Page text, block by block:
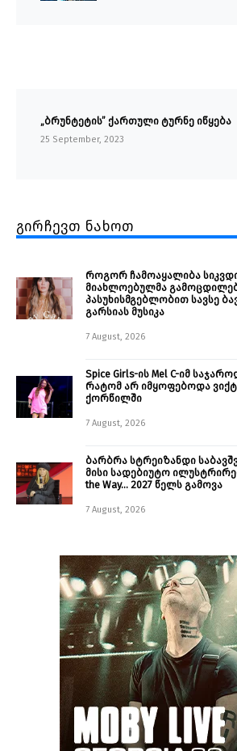
„ბრუნტეტის” ქართული ტურნე იწყება
25 September, 2023
გირჩევთ ნახოთ
როგორ ჩამოაყალიბა
მიახლოებულმა
პასუხისმგებლობით სავსე
გარსიას მუსიკა
7 August, 2026
Spice Girls-ის Mel C-იმ
რატომ არ იმყოფებოდა
ქორწილში
7 August, 2026
ბარბრა სტრეიზანდი
მისი სადებიუტო
the Way… 2027 წელს გამოვა
7 August, 2026